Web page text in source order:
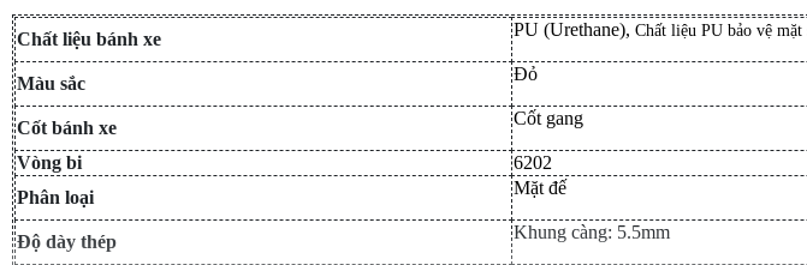
Chất liệu bánh xe PU (Urethane), Chất liệu PU bảo vệ mặt
Màu sắc Đỏ
Cốt bánh xe Cốt gang
Vòng bi
6202
Phân loại
Mặt đế
Độ dày thép Khung càng: 5.5mm